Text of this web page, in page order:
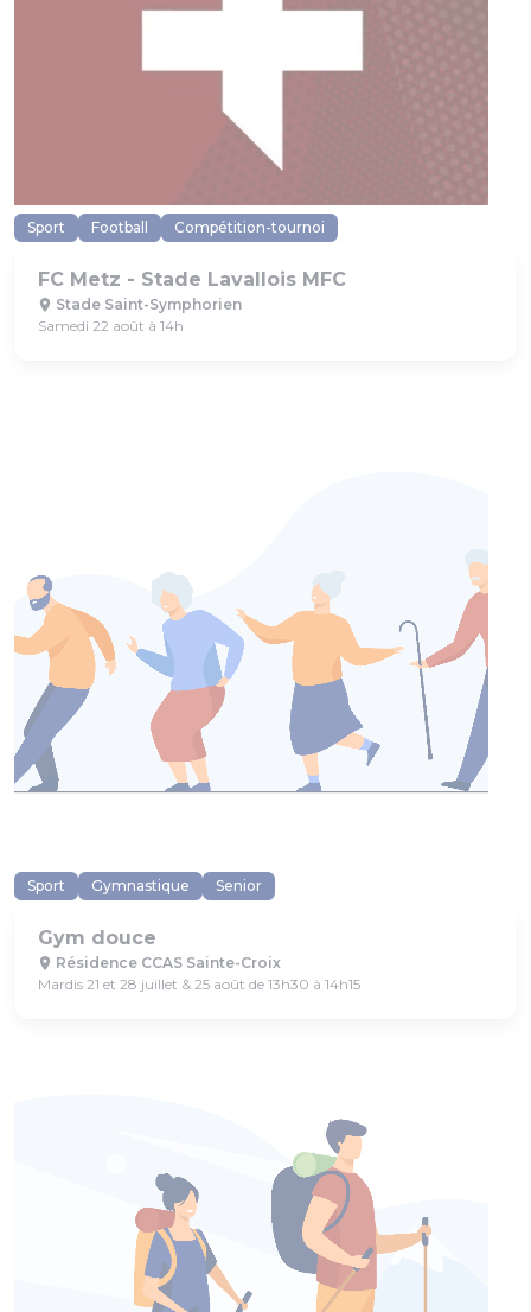
Sport Football Compétition-tournoi
FC Metz - Stade Lavallois MFC
Stade Saint-Symphorien
Samedi 22 août à 14h
Sport Gymnastique Senior
Gym douce
Résidence CCAS Sainte-Croix
Mardis 21 et 28 juillet & 25 août de 13h30 à 14h15